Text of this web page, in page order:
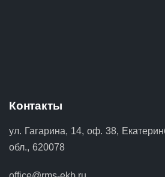
Контакты
ул. Гагарина, 14, оф. 38,
обл., 620078